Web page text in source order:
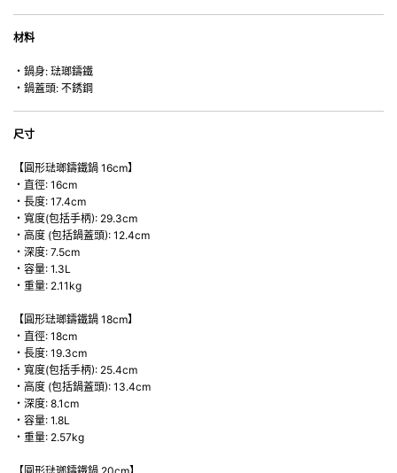
材料
・鍋身: 琺瑯鑄鐵
・鍋蓋頭: 不銹鋼
尺寸
【圓形琺瑯鑄鐵鍋 16cm】
・直徑: 16cm
・長度: 17.4cm
・寬度(包括手柄): 29.3cm
・高度 (包括鍋蓋頭): 12.4cm
・深度: 7.5cm
・容量: 1.3L
・重量: 2.11kg
【圓形琺瑯鑄鐵鍋 18cm】
・直徑: 18cm
・長度: 19.3cm
・寬度(包括手柄): 25.4cm
・高度 (包括鍋蓋頭): 13.4cm
・深度: 8.1cm
・容量: 1.8L
・重量: 2.57kg